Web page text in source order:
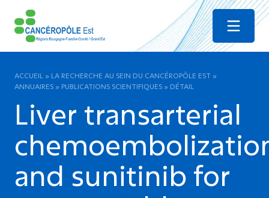
Menu
ACCUEIL » LA RECHERCHE AU SEIN DU CANCÉROPÔLE EST »
ANNUAIRES » PUBLICATIONS SCIENTIFIQUES » DÉTAIL
Liver transarterial
and sunitinib for